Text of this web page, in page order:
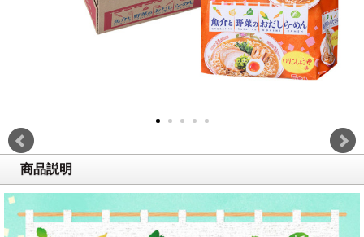
商品説明